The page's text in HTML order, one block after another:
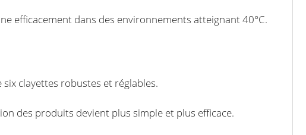
efficacement dans des environnements atteignant 40°C.
clayettes robustes et réglables.
des produits devient plus simple et plus efficace.